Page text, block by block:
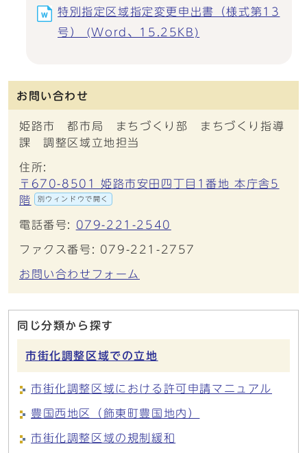
特別指定区域指定変更申出書（様式第13
号） (Word、15.25KB)
お問い合わせ
姫路市 都市局 まちづくり部 まちづくり指導
課 調整区域立地担当
住所:
〒670-8501 姫路市安田四丁目1番地 本庁舎5
階
別ウィンドウで開く
電話番号: 079-221-2540
ファクス番号: 079-221-2757
お問い合わせフォーム
同じ分類から探す
市街化調整区域での立地
市街化調整区域における許可申請マニュアル
豊国西地区（飾東町豊国地内）
市街化調整区域の規制緩和